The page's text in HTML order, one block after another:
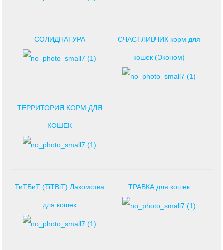
СОЛИДНАТУРА СЧАСТЛИВЧИК корм для
кошек (Эконом)
ТЕРРИТОРИЯ КОРМ ДЛЯ
КОШЕК
ТиТБиТ (TiTBiT) Лакомства
для кошек
ТРАВКА для кошек